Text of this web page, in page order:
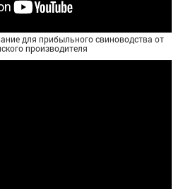
для прибыльного свиноводства от
производителя